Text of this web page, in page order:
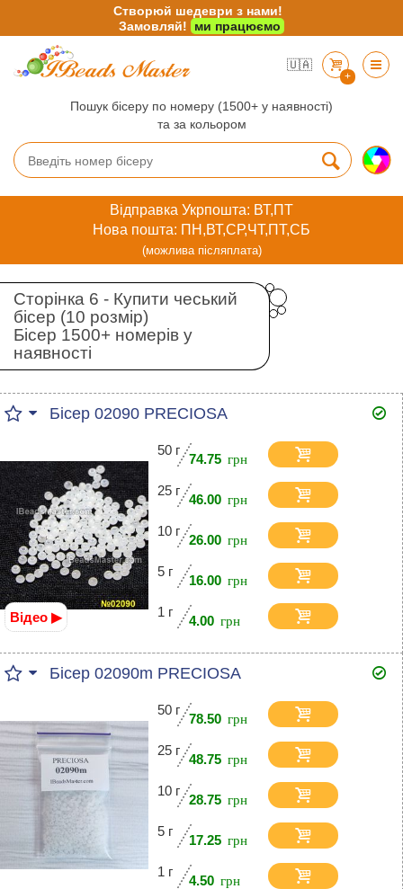
🇺🇦
+
Пошук бісеру по номеру (1500+ у наявності)
та за кольором
Відправка Укрпошта: ВТ,ПТ
Нова пошта: ПН,ВТ,СР,ЧТ,ПТ,СБ
(можлива післяплата)
Сторінка 6 - Купити чеський
бісер (10 розмір)
Бісер 1500+ номерів у
наявності
Бісер 02090 PRECIOSA
Відео ▶
50 г
74.75
25 г
46.00
10 г
26.00
5 г
16.00
1 г
4.00
Бісер 02090m PRECIOSA
50 г
78.50
25 г
48.75
10 г
28.75
5 г
17.25
1 г
4.50
Створюй шедеври з нами!
Замовляй!
ми працюємо